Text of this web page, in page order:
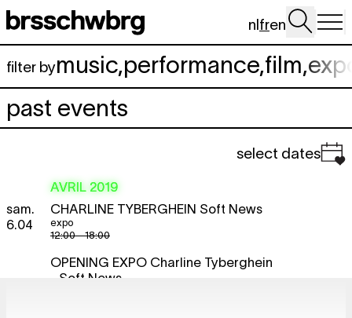
Aller au contenu principal
nlfren
filter bymusic,performance,film,
past events
select dates
AVRIL 2019
sam.
6.04
CHARLINE TYBERGHEIN Soft News
12:00 - 18:00
expo
OPENING EXPO Charline Tyberghein
- Soft News